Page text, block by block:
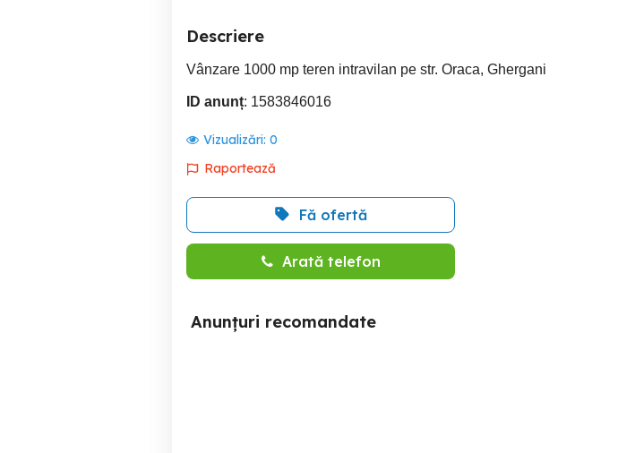
Descriere
Vânzare 1000 mp teren intravilan pe str. Oraca, Ghergani
ID anunț: 1583846016
Vizualizări: 0
Raportează
Fă ofertă
Arată telefon
Anunțuri recomandate